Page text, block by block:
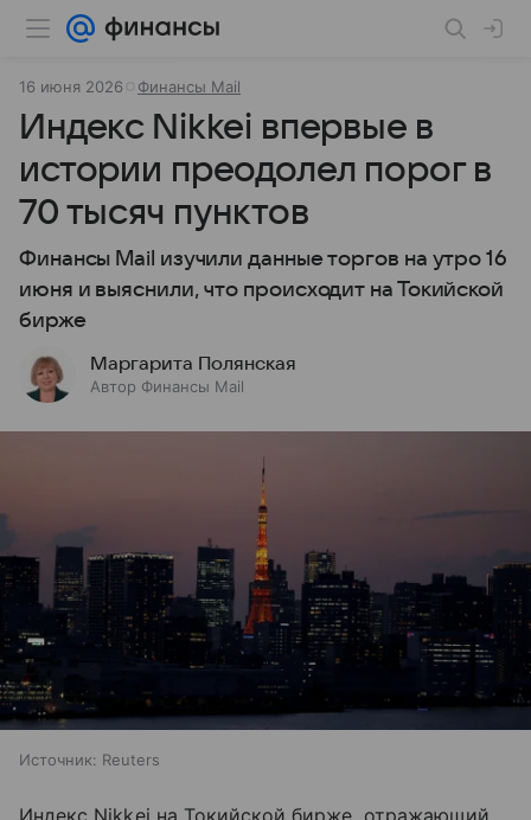
16 июня 2026 Финансы Mail
Индекс Nikkei впервые в
истории преодолел порог в
70 тысяч пунктов
Финансы Mail изучили данные торгов на утро 16
июня и выяснили, что происходит на Токийской
бирже
Маргарита Полянская
Автор Финансы Mail
Источник: Reuters